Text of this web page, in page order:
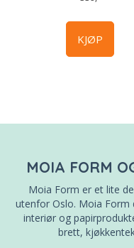
KJØP
MOIA FORM
Moia Form er et lite
utenfor Oslo. Moia Form
interiør og
brett,